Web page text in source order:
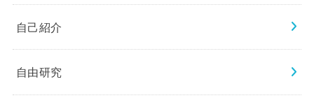
自己紹介
自由研究